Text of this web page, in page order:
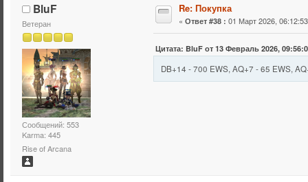
BluF
Ветеран
Сообщений: 553
Karma: 445
Rise of Arcana
Re: Покупка
« Ответ #38 : 01 Март 2026,
Цитата: BluF от 13 Февраль 2026,
DB+14 - 700 EWS, AQ+7 - 65 EWS,